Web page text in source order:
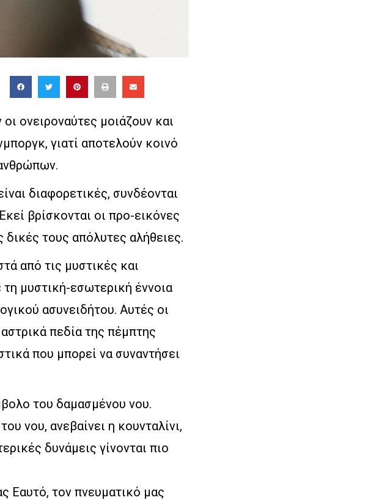
ονειροναύτες μοιάζουν και
γιατί αποτελούν κοινό
διαφορετικές, συνδέονται
βρίσκονται οι προ-εικόνες
δικές τους απόλυτες αλήθειες.
από τις μυστικές και
μυστική-εσωτερική έννοια
ασυνειδήτου. Αυτές οι
πεδία της πέμπτης
που μπορεί να συναντήσει
του δαμασμένου νου.
νου, ανεβαίνει η κουνταλίνι,
δυνάμεις γίνονται πιο
Εαυτό, τον πνευματικό μας